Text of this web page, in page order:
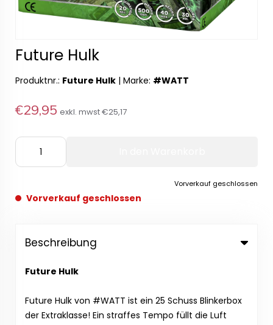
Future Hulk
Produktnr.: Future Hulk | Marke: #WATT
€29,95 exkl. mwst€25,17
Vorverkauf geschlossen
Vorverkauf geschlossen
Beschreibung
Future Hulk
Future Hulk von #WATT ist ein 25 Schuss Blinkerbox
der Extraklasse! Ein straffes Tempo füllt die Luft